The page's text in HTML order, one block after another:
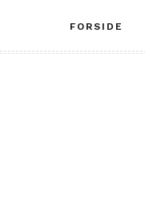
content
FORSIDE